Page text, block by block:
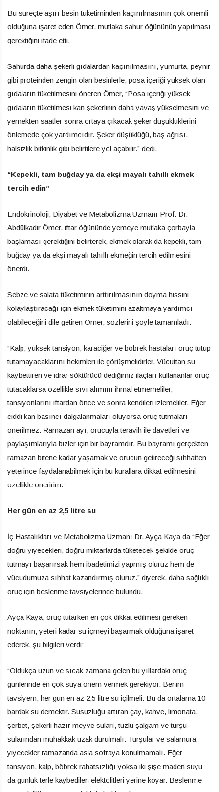
Bu süreçte aşırı besin tüketiminden kaçınılmasının çok önemli
olduğuna işaret eden Ömer, mutlaka sahur öğününün yapılması
gerektiğini ifade etti.
Sahurda daha şekerli gıdalardan kaçınılmasını, yumurta, peynir
gibi proteinden zengin olan besinlerle, posa içeriği yüksek olan
gıdaların tüketilmesini öneren Ömer, “Posa içeriği yüksek
gıdaların tüketilmesi kan şekerlinin daha yavaş yükselmesini ve
yemekten saatler sonra ortaya çıkacak şeker düşüklüklerini
önlemede çok yardımcıdır. Şeker düşüklüğü, baş ağrısı,
halsizlik bitkinlik gibi belirtilere yol açabilir.” dedi.
“Kepekli, tam buğday ya da ekşi mayalı tahıllı ekmek
tercih edin”
Endokrinoloji, Diyabet ve Metabolizma Uzmanı Prof. Dr.
Abdülkadir Ömer, iftar öğününde yemeye mutlaka çorbayla
başlaması gerektiğini belirterek, ekmek olarak da kepekli, tam
buğday ya da ekşi mayalı tahıllı ekmeğin tercih edilmesini
önerdi.
Sebze ve salata tüketiminin arttırılmasının doyma hissini
kolaylaştıracağı için ekmek tüketimini azaltmaya yardımcı
olabileceğini dile getiren Ömer, sözlerini şöyle tamamladı:
“Kalp, yüksek tansiyon, karaciğer ve böbrek hastaları oruç tutup
tutamayacaklarını hekimleri ile görüşmelidirler. Vücuttan su
kaybettiren ve idrar söktürücü dediğimiz ilaçları kullananlar oruç
tutacaklarsa özellikle sıvı alımını ihmal etmemeliler,
tansiyonlarını iftardan önce ve sonra kendileri izlemeliler. Eğer
ciddi kan basıncı dalgalanmaları oluyorsa oruç tutmaları
önerilmez. Ramazan ayı, orucuyla teravih ile davetleri ve
paylaşımlarıyla bizler için bir bayramdır. Bu bayramı gerçekten
ramazan bitene kadar yaşamak ve orucun getireceği sıhhatten
yeterince faydalanabilmek için bu kurallara dikkat edilmesini
özellikle öneririm.”
Her gün en az 2,5 litre su
İç Hastalıkları ve Metabolizma Uzmanı Dr. Ayça Kaya da “Eğer
doğru yiyecekleri, doğru miktarlarda tüketecek şekilde oruç
tutmayı başarırsak hem ibadetimizi yapmış oluruz hem de
vücudumuza sıhhat kazandırmış oluruz.” diyerek, daha sağlıklı
oruç için beslenme tavsiyelerinde bulundu.
Ayça Kaya, oruç tutarken en çok dikkat edilmesi gereken
noktanın, yeteri kadar su içmeyi başarmak olduğuna işaret
ederek, şu bilgileri verdi:
“Oldukça uzun ve sıcak zamana gelen bu yıllardaki oruç
günlerinde en çok suya önem vermek gerekiyor. Benim
tavsiyem, her gün en az 2,5 litre su içilmeli. Bu da ortalama 10
bardak su demektir. Susuzluğu artıran çay, kahve, limonata,
şerbet, şekerli hazır meyve suları, tuzlu şalgam ve turşu
sularından muhakkak uzak durulmalı. Turşular ve salamura
yiyecekler ramazanda asla sofraya konulmamalı. Eğer
tansiyon, kalp, böbrek rahatsızlığı yoksa iki şişe maden suyu
da günlük terle kaybedilen elektolitleri yerine koyar. Beslenme